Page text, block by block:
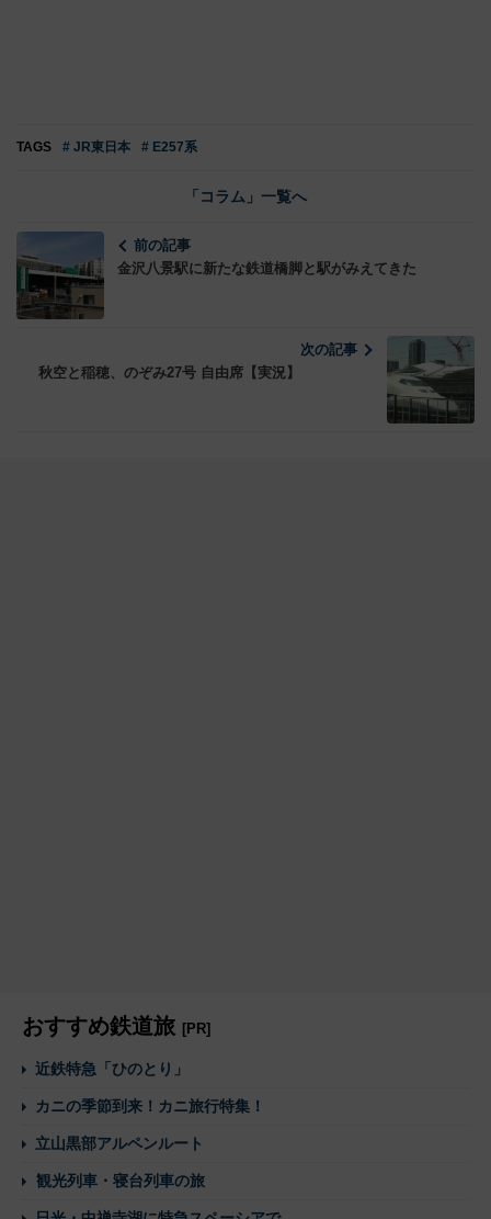
TAGS # JR東日本 # E257系
「コラム」一覧へ
前の記事
金沢八景駅に新たな鉄道橋脚と駅がみえてきた
次の記事
秋空と稲穂、のぞみ27号 自由席【実況】
おすすめ鉄道旅 [PR]
近鉄特急「ひのとり」
カニの季節到来！カニ旅行特集！
立山黒部アルペンルート
観光列車・寝台列車の旅